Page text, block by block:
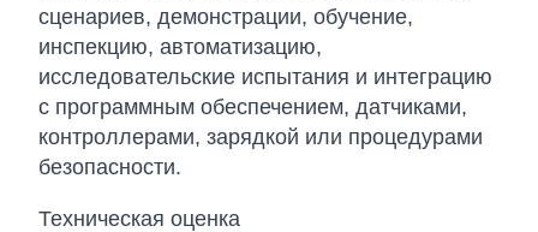
сценариев, демонстрации, обучение,
инспекцию, автоматизацию,
исследовательские испытания и интеграцию
с программным обеспечением, датчиками,
контроллерами, зарядкой или процедурами
безопасности.
Техническая оценка